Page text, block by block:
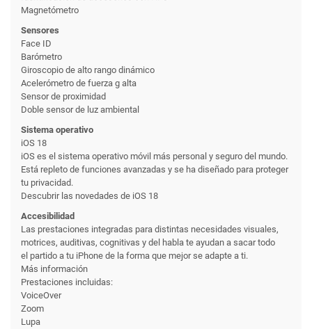
Magnetómetro
Sensores
Face ID
Barómetro
Giroscopio de alto rango dinámico
Acelerómetro de fuerza g alta
Sensor de proximidad
Doble sensor de luz ambiental
Sistema operativo
iOS 18
iOS es el sistema operativo móvil más personal y seguro del mundo.
Está repleto de funciones avanzadas y se ha diseñado para proteger
tu privacidad.
Descubrir las novedades de iOS 18
Accesibilidad
Las prestaciones integradas para distintas necesidades visuales,
motrices, auditivas, cognitivas y del habla te ayudan a sacar todo
el partido a tu iPhone de la forma que mejor se adapte a ti.
Más información
Prestaciones incluidas:
VoiceOver
Zoom
Lupa